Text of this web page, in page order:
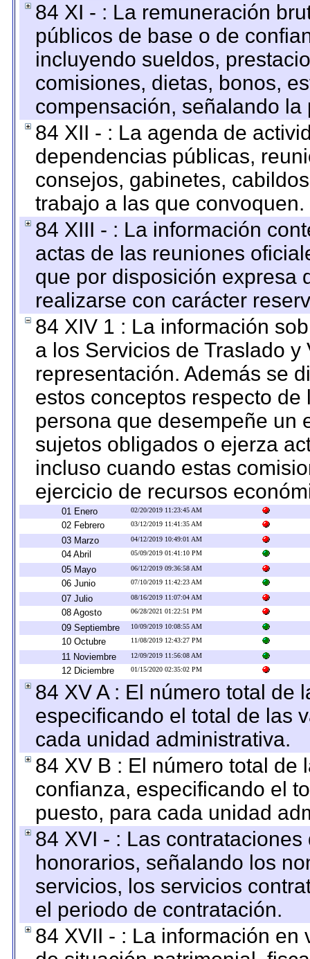
84 XI - : La remuneración
públicos de base o de
incluyendo sueldos,
comisiones, dietas, bonos,
compensación, señalando
84 XII - : La agenda de
dependencias públicas,
consejos, gabinetes,
trabajo a las que convoquen.
84 XIII - : La información
actas de las reuniones
que por disposición expresa
realizarse con carácter
84 XIV 1 : La información
a los Servicios de Traslado
representación. Además se
estos conceptos respecto
persona que desempeñe un
sujetos obligados o ejerza
incluso cuando estas
ejercicio de recursos
01 Enero 02/20/2019 11:23:45 AM
02 Febrero 03/12/2019 11:41:35 AM
03 Marzo 04/12/2019 10:49:01 AM
04 Abril 05/09/2019 01:41:10 PM
05 Mayo 06/12/2019 09:36:58 AM
06 Junio 07/10/2019 11:42:23 AM
07 Julio 08/16/2019 11:07:04 AM
08 Agosto 06/28/2021 01:22:51 PM
09 Septiembre 10/09/2019 10:08:55 AM
10 Octubre 11/08/2019 12:43:27 PM
11 Noviembre 12/09/2019 11:56:08 AM
12 Diciembre 01/15/2020 02:35:02 PM
84 XV A : El número total de
especificando el total de las
cada unidad administrativa.
84 XV B : El número total de
confianza, especificando el
puesto, para cada unidad
84 XVI - : Las
honorarios, señalando los
servicios, los servicios
el periodo de contratación.
84 XVII - : La información